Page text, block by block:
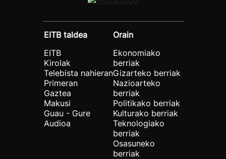
EITB taldea
EITB
Kirolak
Telebista nahieran
Primeran
Gaztea
Makusi
Guau - Gure
Audioa
Orain
Ekonomiako
berriak
Gizarteko berriak
Nazioarteko
berriak
Politikako berriak
Kulturako berriak
Teknologiako
berriak
Osasuneko
berriak